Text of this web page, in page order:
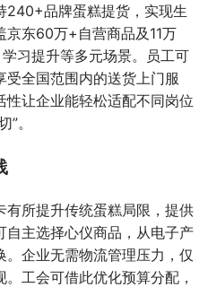
240+品牌蛋糕提货，实现生
京东60万+自营商品及11万
习提升等多元场景。员工可
全国范围内的送货上门服
让企业能轻松适配不同岗位
。
所提升传统蛋糕局限，提供
自主选择心仪商品，从电子产
企业无需物流管理压力，仅
工会可借此优化预算分配，